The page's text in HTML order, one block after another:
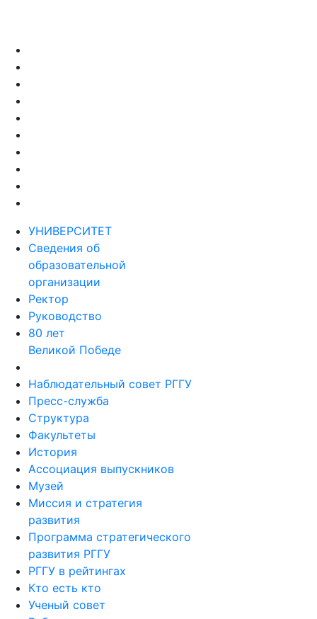
УНИВЕРСИТЕТ
Сведения об
образовательной
организации
Ректор
Руководство
80 лет
Великой Победе
Наблюдательный совет РГГУ
Пресс-служба
Структура
Факультеты
История
Ассоциация выпускников
Музей
Миссия и стратегия
развития
Программа стратегического
развития РГГУ
РГГУ в рейтингах
Кто есть кто
Ученый совет